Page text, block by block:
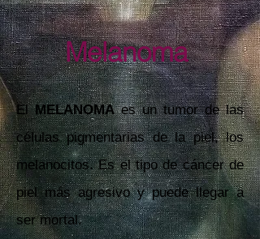
Melanoma
ElMELANOMAes un tumor de las
células pigmentarias de la piel, los
melanocitos. Es el tipo de cáncer de
piel más agresivo y puede llegar a
ser mortal.